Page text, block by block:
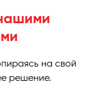
на свой
решение.